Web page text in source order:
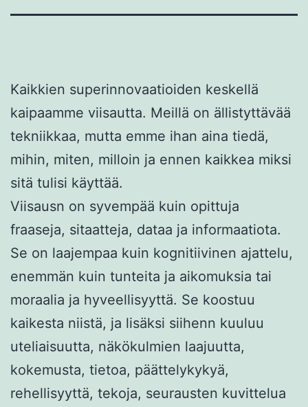
Kaikkien superinnovaatioiden keskellä
kaipaamme viisautta. Meillä on ällistyttävää
tekniikkaa, mutta emme ihan aina tiedä,
mihin, miten, milloin ja ennen kaikkea miksi
sitä tulisi käyttää.
Viisausn on syvempää kuin opittuja
fraaseja, sitaatteja, dataa ja informaatiota.
Se on laajempaa kuin kognitiivinen ajattelu,
enemmän kuin tunteita ja aikomuksia tai
moraalia ja hyveellisyyttä. Se koostuu
kaikesta niistä, ja lisäksi siihenn kuuluu
uteliaisuutta, näkökulmien laajuutta,
kokemusta, tietoa, päättelykykyä,
rehellisyyttä, tekoja, seurausten kuvittelua